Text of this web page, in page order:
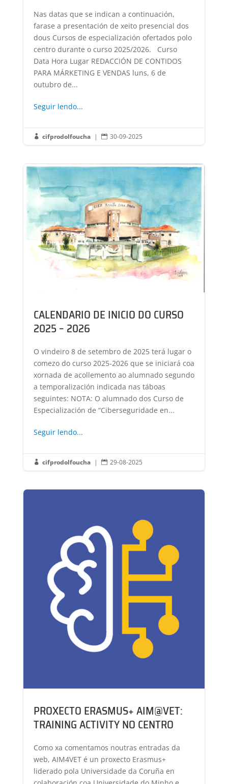
Nas datas que se indican a continuación,
farase a presentación de xeito presencial dos
dous Cursos de especialización ofertados polo
centro durante o curso 2025/2026. Curso
Data Hora Lugar REDACCIÓN DE CONTIDOS
PARA MÁRKETING E VENDAS luns, 6 de
outubro de...
Seguir lendo...
 cifprodolfoucha |  30-09-2025
CALENDARIO DE INICIO DO CURSO
2025 – 2026
O vindeiro 8 de setembro de 2025 terá lugar o
comezo do curso 2025-2026 que se iniciará coa
xornada de acollemento ao alumnado segundo
a temporalización indicada nas táboas
seguintes: NOTA: O alumnado dos Curso de
Especialización de “Ciberseguridade en...
Seguir lendo...
 cifprodolfoucha |  29-08-2025
PROXECTO ERASMUS+ AIM@VET:
TRAINING ACTIVITY NO CENTRO
Como xa comentamos noutras entradas da
web, AIM4VET é un proxecto Erasmus+
liderado pola Universidade da Coruña en